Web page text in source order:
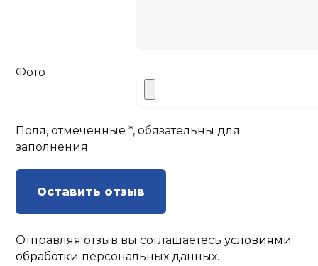
Фото
Поля, отмеченные *, обязательны для
заполнения
Оставить отзыв
Отправляя отзыв вы соглашаетесьусловиями
обработки персональных данных.